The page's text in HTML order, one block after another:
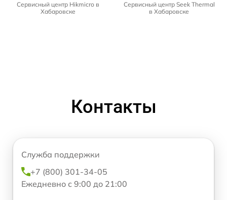
Сервисный центр Hikmicro в
Хабаровске
Сервисный центр Seek Thermal
в Хабаровске
Контакты
Служба поддержки
+7 (800) 301-34-05
Ежедневно с 9:00 до 21:00